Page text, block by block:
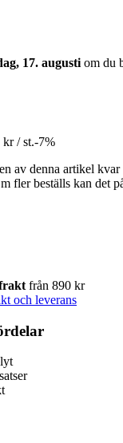
17. augusti om du
kr/ st.-7%
av denna artikel kvar
fler beställs kan det
från 890 kr
och leverans